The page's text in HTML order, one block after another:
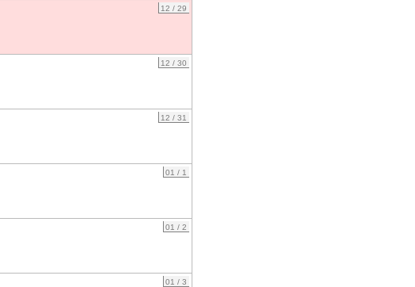
12 / 29
12 / 30
12 / 31
01 / 1
01 / 2
01 / 3